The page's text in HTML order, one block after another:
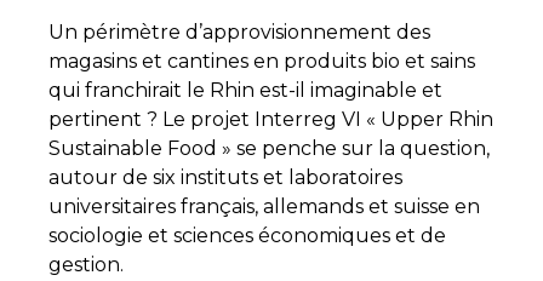
Un périmètre d’approvisionnement des
magasins et cantines en produits bio et sains
qui franchirait le Rhin est-il imaginable et
pertinent ? Le projet Interreg VI « Upper Rhin
Sustainable Food » se penche sur la question,
autour de six instituts et laboratoires
universitaires français, allemands et suisse en
sociologie et sciences économiques et de
gestion.